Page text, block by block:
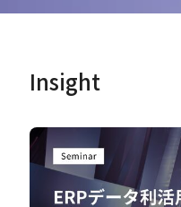
Insight